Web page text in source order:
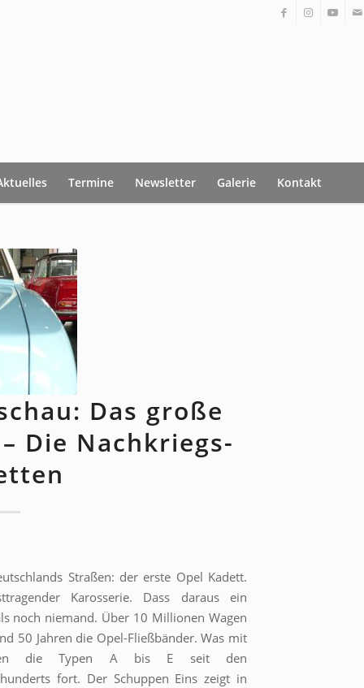
Termine Newsletter Galerie Kontakt
Das große
Die Nachkriegs-
Straßen: der erste Opel Kadett.
Karosserie. Dass daraus ein
noch niemand. Über 10 Millionen Wagen
50 Jahren die Opel-Fließbänder. Was mit
die Typen A bis E seit den
fort. Der Schuppen Eins zeigt in